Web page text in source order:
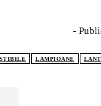
-
LAMPIOANE